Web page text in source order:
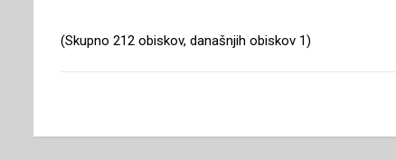
(Skupno 212 obiskov, današnjih obiskov 1)